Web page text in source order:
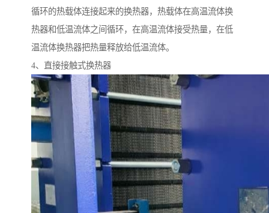
循环的热载体连接起来的换热器，热载体在高温流体换
热器和低温流体之间循环，在高温流体接受热量，在低
温流体换热器把热量释放给低温流体。
4、直接接触式换热器